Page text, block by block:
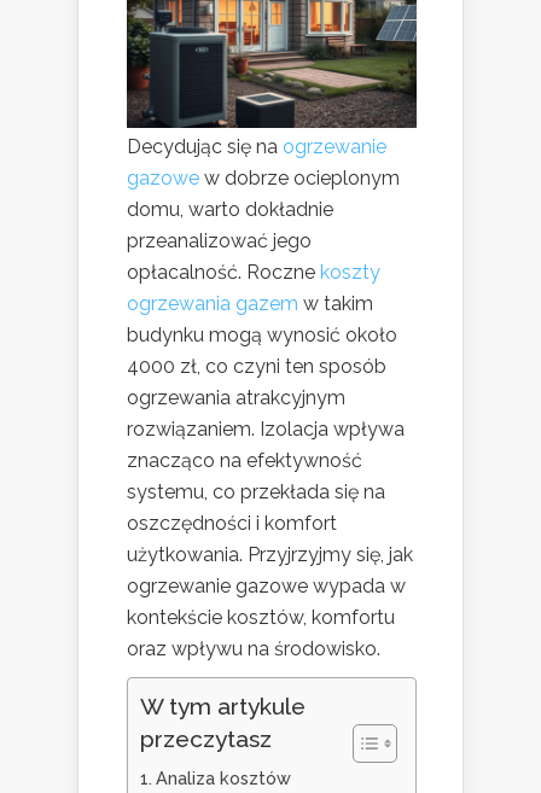
Decydując się na ogrzewanie
gazowe w dobrze ocieplonym
domu, warto dokładnie
przeanalizować jego
opłacalność. Roczne koszty
ogrzewania gazem w takim
budynku mogą wynosić około
4000 zł, co czyni ten sposób
ogrzewania atrakcyjnym
rozwiązaniem. Izolacja wpływa
znacząco na efektywność
systemu, co przekłada się na
oszczędności i komfort
użytkowania. Przyjrzyjmy się, jak
ogrzewanie gazowe wypada w
kontekście kosztów, komfortu
oraz wpływu na środowisko.
W tym artykule
przeczytasz
Analiza kosztów